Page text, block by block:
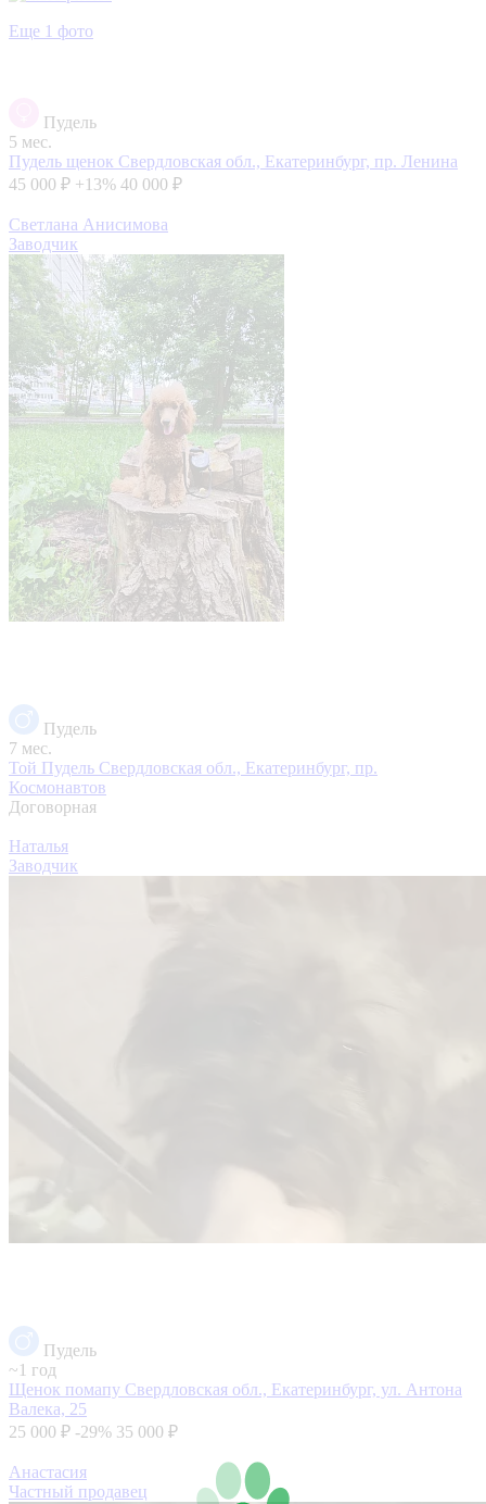
Еще 1 фото
Пудель
5 мес.
Пудель щенок Свердловская обл., Екатеринбург, пр. Ленина
45 000 ₽ +13% 40 000 ₽
Светлана Анисимова
Заводчик
Пудель
7 мес.
Той Пудель Свердловская обл., Екатеринбург, пр.
Космонавтов
Договорная
Наталья
Заводчик
Пудель
~1 год
Щенок помапу Свердловская обл., Екатеринбург, ул. Антона
Валека, 25
25 000 ₽ -29% 35 000 ₽
Анастасия
Частный продавец